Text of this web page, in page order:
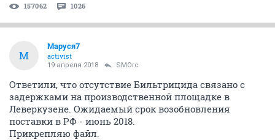
157062 1026
М
Маруся7
activist
19 апреля 2018 SMOrc
Ответили, что отсутствие Бильтрицида связано с
задержками на производственной площадке в
Леверкузене. Ожидаемый срок возобновления
поставки в РФ - июнь 2018.
Прикрепляю файл.